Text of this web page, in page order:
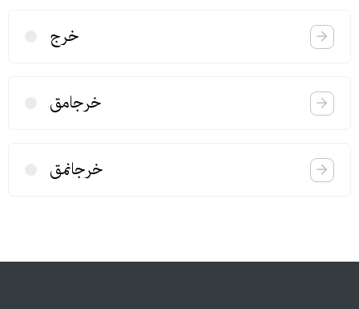
خرج
خرجامق
خرجانمق